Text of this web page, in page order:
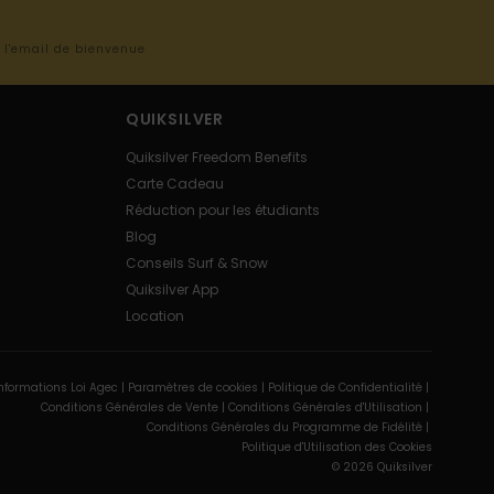
de bienvenue
QUIKSILVER
Quiksilver Freedom Benefits
Carte Cadeau
Réduction pour les étudiants
Blog
Conseils Surf & Snow
Quiksilver App
Location
Loi Agec | Paramètres de cookies | Politique de Confidentialité |
Conditions Générales de Vente | Conditions Générales d'Utilisation |
Conditions Générales du Programme de Fidélité |
Politique d'Utilisation des Cookies
© 2026 Quiksilver